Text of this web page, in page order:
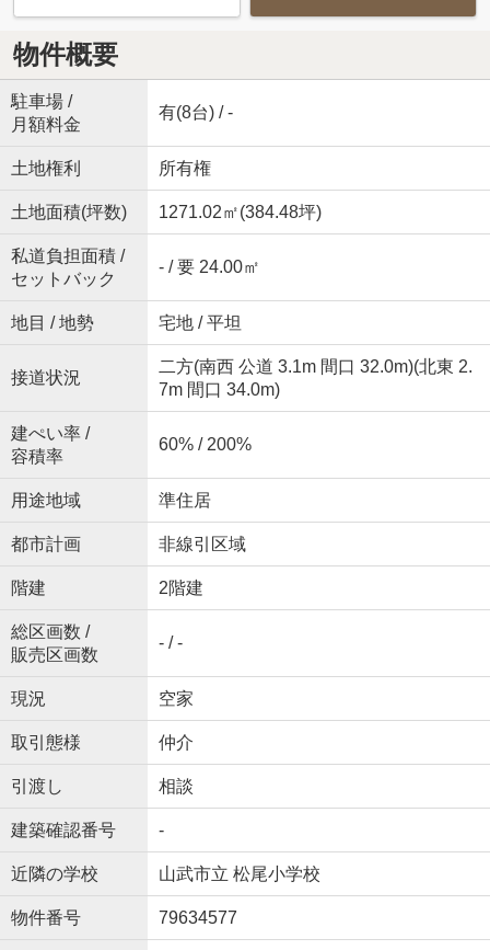
物件概要
駐車場 /
月額料金
有(8台) / -
土地権利 所有権
土地面積(坪数) 1271.02㎡(384.48坪)
私道負担面積 /
セットバック
- / 要 24.00㎡
地目 / 地勢 宅地 / 平坦
接道状況
二方(南西 公道 3.1m 間口 32.0m)(北東 2.
7m 間口 34.0m)
建ぺい率 /
容積率
60% / 200%
用途地域 準住居
都市計画 非線引区域
階建 2階建
総区画数 /
販売区画数
- / -
現況 空家
取引態様 仲介
引渡し 相談
建築確認番号 -
近隣の学校 山武市立 松尾小学校
物件番号 79634577